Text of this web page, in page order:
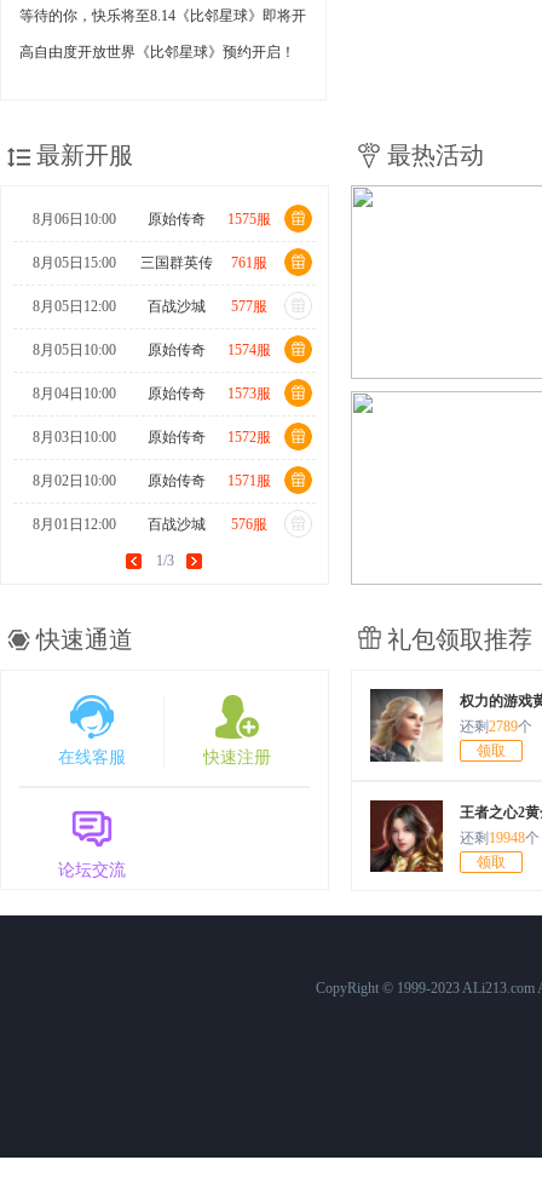
等待的你，快乐将至8.14《比邻星球》即将开
启
高自由度开放世界《比邻星球》预约开启！
最新开服
8月06日10:00 原始传奇 1575服
8月05日15:00 三国群英传 761服
8月05日12:00 百战沙城 577服
8月05日10:00 原始传奇 1574服
8月04日10:00 原始传奇 1573服
8月03日10:00 原始传奇 1572服
8月02日10:00 原始传奇 1571服
8月01日12:00 百战沙城 576服
原始传奇
7月31日10:00
7月30日10:00 1568服
7月25日12:00 574服
7月24日15:00
7月24日10:00
7月23日10:00 原始传奇 1561服
1/3
最热活动
快速通道
在线客服 快速注册
论坛交流
礼包领取推荐
权力的游戏
还剩2789个
领取
王者之心2
还剩19948个
领取
CopyRight © 1999-2023